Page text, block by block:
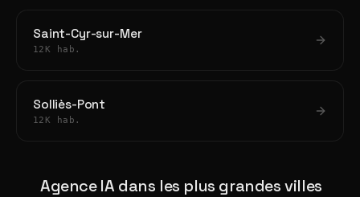
Saint-Cyr-sur-Mer
12K hab.
Solliès-Pont
12K hab.
Agence IA dans les plus grandes villes